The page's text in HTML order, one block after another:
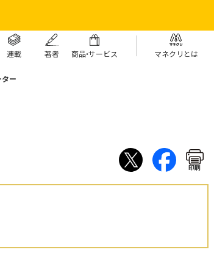
連載 著者 商品・サービス マネクリとは
ー
印刷